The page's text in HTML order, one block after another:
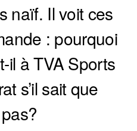
naïf. Il voit ces
: pourquoi
il à TVA Sports
s’il sait que